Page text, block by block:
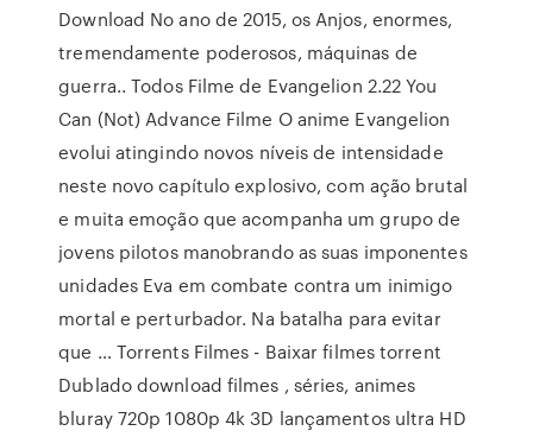
Download No ano de 2015, os Anjos, enormes,
tremendamente poderosos, máquinas de
guerra.. Todos Filme de Evangelion 2.22 You
Can (Not) Advance Filme O anime Evangelion
evolui atingindo novos níveis de intensidade
neste novo capítulo explosivo, com ação brutal
e muita emoção que acompanha um grupo de
jovens pilotos manobrando as suas imponentes
unidades Eva em combate contra um inimigo
mortal e perturbador. Na batalha para evitar
que … Torrents Filmes - Baixar filmes torrent
Dublado download filmes , séries, animes
bluray 720p 1080p 4k 3D lançamentos ultra HD